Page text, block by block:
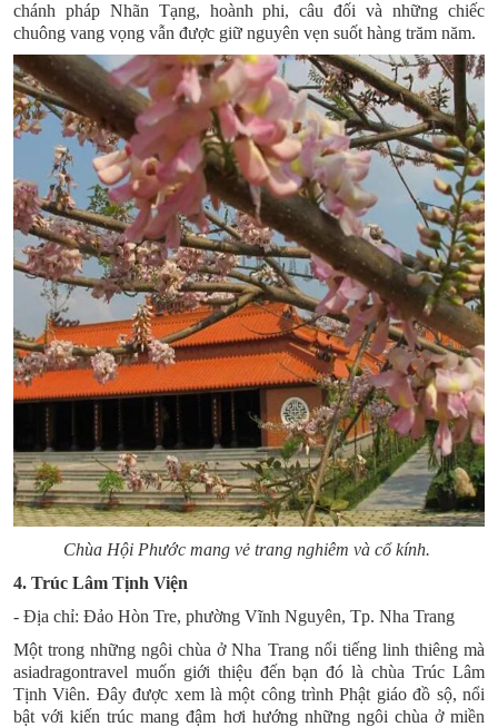
chánh pháp Nhãn Tạng, hoành phi, câu đối và những chiếc
chuông vang vọng vẫn được giữ nguyên vẹn suốt hàng trăm năm.
Chùa Hội Phước mang vẻ trang nghiêm và cổ kính.
4. Trúc Lâm Tịnh Viện
- Địa chỉ: Đảo Hòn Tre, phường Vĩnh Nguyên, Tp. Nha Trang
Một trong những ngôi chùa ở Nha Trang nổi tiếng linh thiêng mà
asiadragontravel muốn giới thiệu đến bạn đó là chùaTrúc Lâm
Tịnh Viên. Đây được xem là một công trình Phật giáo đồ sộ, nổi
bật với kiến trúc mang đậm hơi hướng những ngôi chùa ở miền